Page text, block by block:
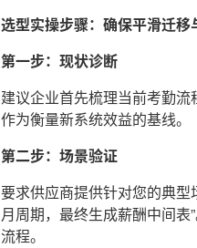
选型实操步骤：确保平滑迁移
第一步：现状诊断
建议企业首先梳理当前考勤
作为衡量新系统效益的基线。
第二步：场景验证
要求供应商提供针对您的典
月周期，最终生成薪酬中间表
流程。